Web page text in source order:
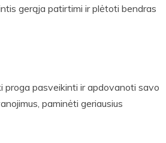
gerąja patirtimi ir plėtoti bendras
proga pasveikinti ir apdovanoti savo
paminėti geriausius